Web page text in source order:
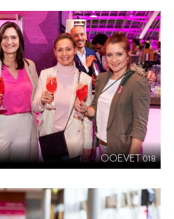
OOEVET 018